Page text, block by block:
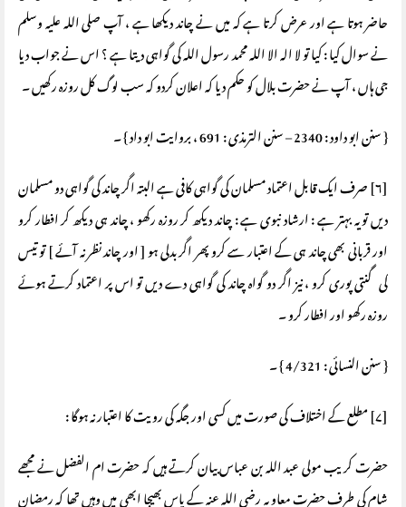
حاضر ہوتا ہے اور عرض کرتا ہے کہ میں نے چاند دیکھا ہے ، آپ صلی اللہ علیہ وسلم
نے سوال کیا : کیا تو لا الہ الا اللہ محمد رسول اللہ کی گواہی دیتا ہے ؟ اس نے جواب دیا
جی ہاں ، آپ نے حضرت بلال کو حکم دیا کہ اعلان کردو کہ سب لوگ کل روزہ رکھیں ۔
{ سنن ابو داود : 2340 – سنن الترمذی : 691 ، بروایت ابو داد } ۔
[۶] صرف ایک قابل اعتماد مسلمان کی گواہی کافی ہے البتہ اگر چاند کی گواہی دو مسلمان
دیں تو یہ بہتر ہے : ارشاد نبوی ہے : چاند دیکھ کر روزہ رکھو ، چاند ہی دیکھ کر افطار کرو
اور قربانی بھی چاند ہی کے اعتبار سے کرو پھر اگر بدلی ہو [ اور چاند نظر نہ آئے ] تو تیس
کی گنتی پوری کرو ، نیز اگر دو گواہ چاند کی گواہی دے دیں تو اس پر اعتماد کرتے ہوئے
روزہ رکھو اور افطار کرو ۔
{ سنن النسائی : 4/321 } ۔
[۷] مطلع کے اختلاف کی صورت میں کسی اور جگہ کی رویت کا اعتبار نہ ہوگا :
حضرت کریب مولی عبد اللہ بن عباس بیان کرتے ہیں کہ حضرت ام الفضل نے مجھے